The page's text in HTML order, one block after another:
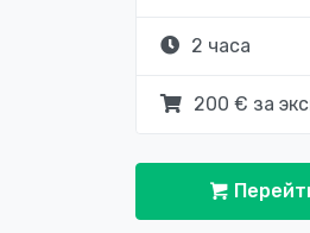
2 часа
200 € за